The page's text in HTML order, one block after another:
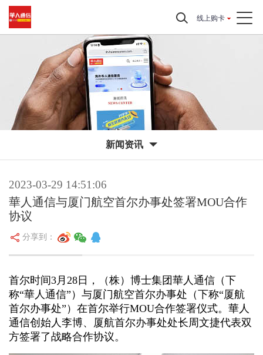
线上购卡
新闻资讯
2023-03-29 14:51:06
華人通信与厦门航空首尔办事处签署MOU合作
协议
分享到：
首尔时间3月28日，（株）博士集团華人通信（下
称“華人通信”）与厦门航空首尔办事处（下称“厦航
首尔办事处”）在首尔举行MOU合作签署仪式。華人
通信创始人李博、厦航首尔办事处处长周文捷代表双
方签署了战略合作协议。